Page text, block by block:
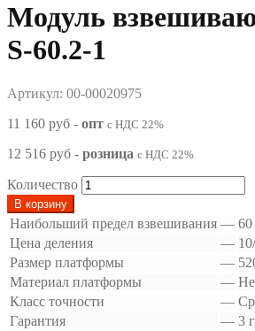
Модуль
S-60.2-1
Артикул: 00-00020975
11 160 руб - опт с НДС 22%
12 516 руб - розница с НДС 22%
Количество
В корзину
Наибольший предел взвешивания — 60
Цена деления
—
Размер платформы
—
Материал платформы
—
Класс точности
—
Гарантия
— 3